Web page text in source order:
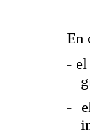
En
-
-